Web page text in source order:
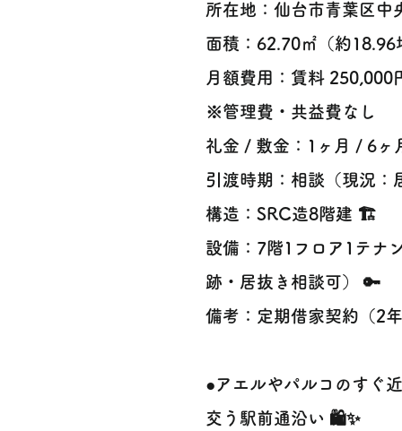
所在地：仙台市青葉区中
面積：62.70㎡（約18.96
月額費用：賃料 250,000
※管理費・共益費なし
礼金 / 敷金：1ヶ月 / 6ヶ
引渡時期：相談（現況：
構造：SRC造8階建 🏗️
設備：7階1フロア1テナ
跡・居抜き相談可） 🔑
備考：定期借家契約（2
●アエルやパルコのすぐ
交う駅前通沿い 🛍️✨